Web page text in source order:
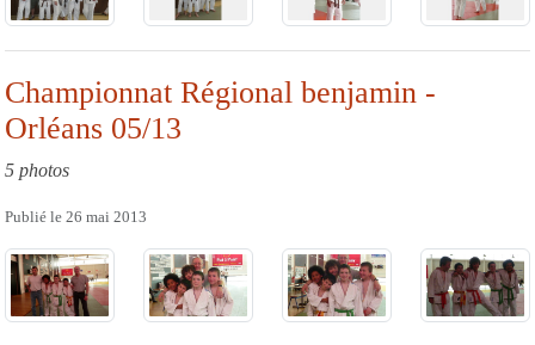
Championnat Régional benjamin -
Orléans 05/13
5 photos
Publié le 26 mai 2013